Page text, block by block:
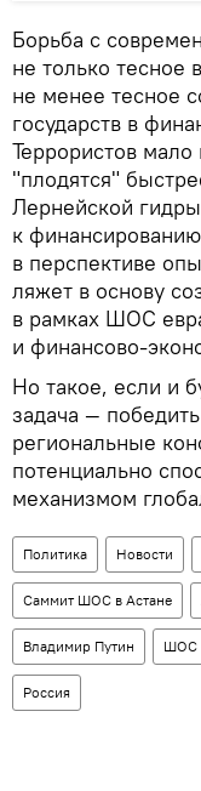
Борьба с
не только тесное
не менее тесное
государств в
Террористов
"плодятся"
Лернейской
к
в перспективе
ляжет в основу
в рамках ШОС
и финансово-
Но такое, если и
задача —
региональные
потенциально
механизмом
Политика Новости
Саммит ШОС в Астане
Владимир Путин ШОС
Россия